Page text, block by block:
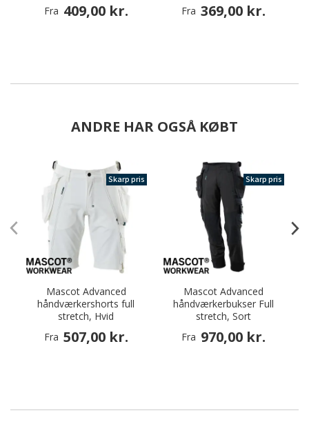
Fra 409,00 kr.
Fra 369,00 kr.
ANDRE HAR OGSÅ KØBT
Skarp pris
Mascot Advanced
håndværkershorts full
stretch, Hvid
Fra 507,00 kr.
Skarp pris
Mascot Advanced
håndværkerbukser Full
stretch, Sort
Fra 970,00 kr.